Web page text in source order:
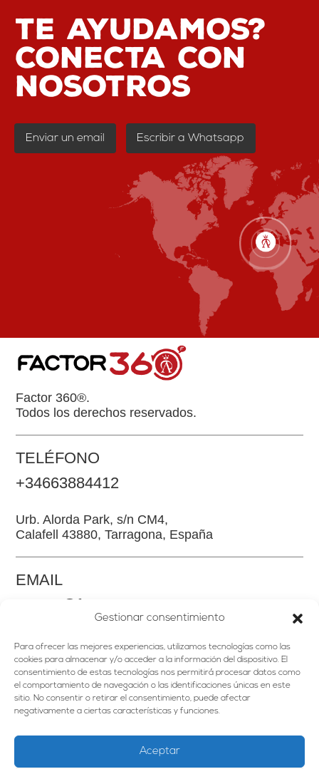
Gestionar consentimiento
Para ofrecer las mejores experiencias, utilizamos tecnologías como las
cookies para almacenar y/o acceder a la información del dispositivo. El
consentimiento de estas tecnologías nos permitirá procesar datos como
el comportamiento de navegación o las identificaciones únicas en este
sitio. No consentir o retirar el consentimiento, puede afectar
negativamente a ciertas características y funciones.
Aceptar
Te ayudamos?
conecta con
nosotros
Enviar un email Escribir a Whatsapp
TELÉFONO
+34663884412
Urb. Alorda Park, s/n CM4,
Calafell 43880, Tarragona, España
EMAIL
somos@factor360.es
HOME
Factor 360®.
Todos los derechos reservados.